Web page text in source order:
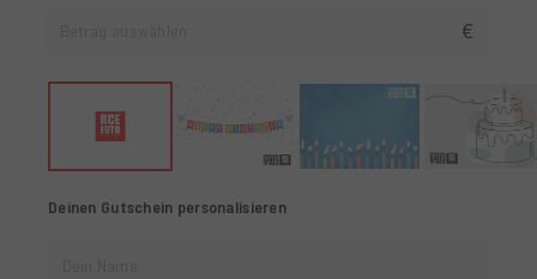
€
Deinen Gutschein personalisieren